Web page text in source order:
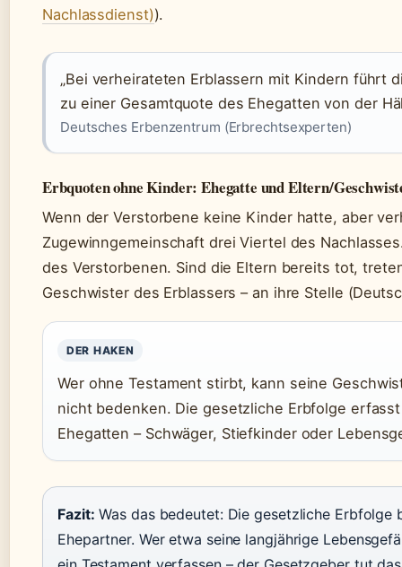
Nachlassdienst)).
„Bei verheirateten Erblassern mit Kindern führt
zu einer Gesamtquote des Ehegatten von der
Deutsches Erbenzentrum (Erbrechtsexperten)
Erbquoten ohne Kinder: Ehegatte und Eltern/
Wenn der Verstorbene keine Kinder hatte, aber
Zugewinngemeinschaft drei Viertel des
des Verstorbenen. Sind die Eltern bereits tot,
Geschwister des Erblassers – an ihre Stelle
DER HAKEN
Wer ohne Testament stirbt, kann seine
nicht bedenken. Die gesetzliche Erbfolge
Ehegatten – Schwäger, Stiefkinder oder
Fazit: Was das bedeutet: Die gesetzliche Erbfolge
Ehepartner. Wer etwa seine langjährige